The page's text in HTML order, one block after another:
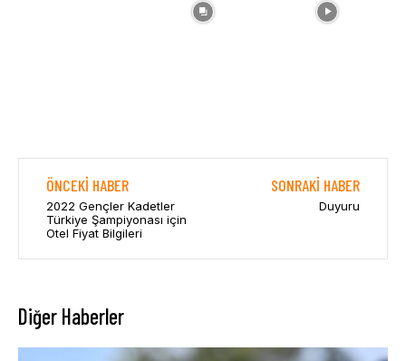
ÖNCEKI HABER
2022 Gençler Kadetler
Türkiye Şampiyonası için
Otel Fiyat Bilgileri
SONRAKI HABER
Duyuru
Diğer Haberler